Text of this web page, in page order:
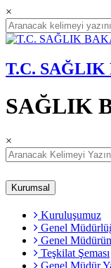
×
T.C.
SAĞLIK
×
Kurumsal
Kuruluşumuz
Genel
Genel
Teşkilat Şeması
Genel Müdür